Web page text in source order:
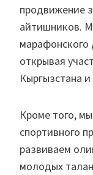
продвижение
айтишников.
марафонского
открывая
Кыргызстана
Кроме того,
спортивного
развиваем
молодых